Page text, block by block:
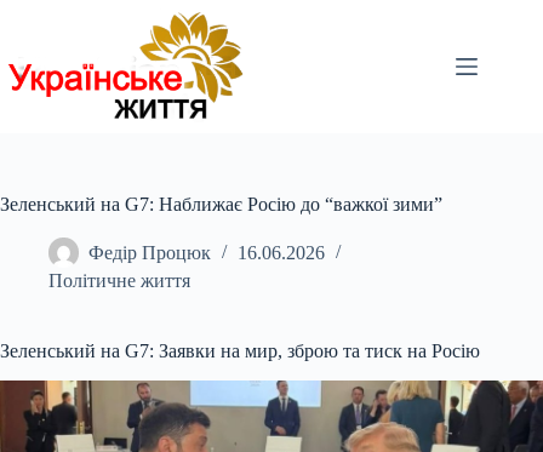
Зеленський на G7: Наближає Росію до “важкої зими”
Федір Процюк
16.06.2026
Політичне життя
Зеленський на G7: Заявки на мир, зброю та тиск на Росію